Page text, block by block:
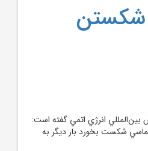
بين‌المللي انرژي اتمي گفته است:
شکست بخورد بار ديگر به